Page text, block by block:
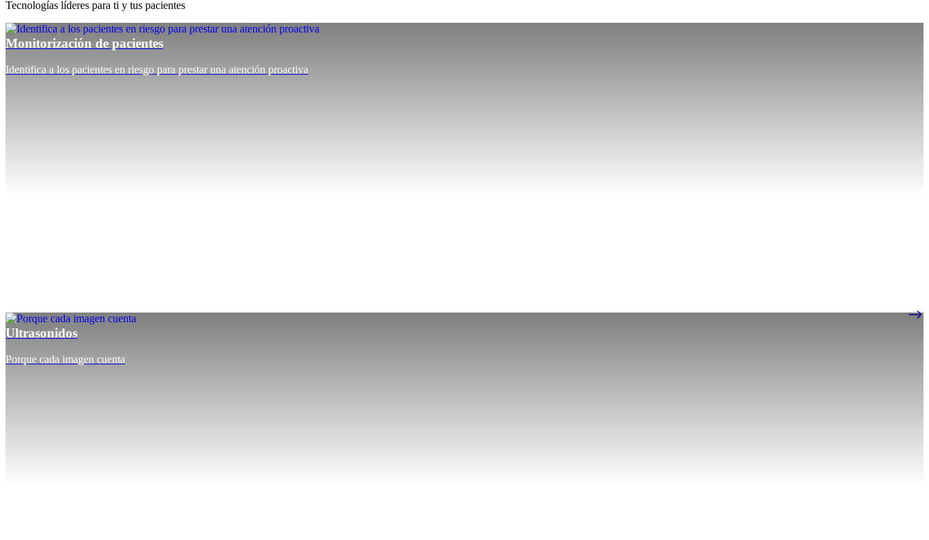
Tecnologías líderes para ti y tus pacientes
Monitorización de pacientes
Identifica a los pacientes en riesgo para prestar una atención proactiva
Ultrasonidos
Porque cada imagen cuenta